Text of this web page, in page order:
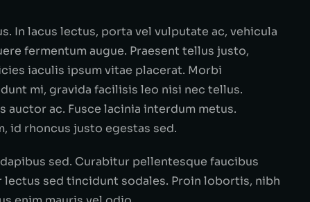
In lacus lectus, porta vel vulputate ac, vehicula
fermentum augue. Praesent tellus justo,
iaculis ipsum vitae placerat. Morbi
mi, gravida facilisis leo nisi nec tellus.
ac. Fusce lacinia interdum metus.
id rhoncus justo egestas sed.
sed. Curabitur pellentesque faucibus
sed tincidunt sodales. Proin lobortis, nibh